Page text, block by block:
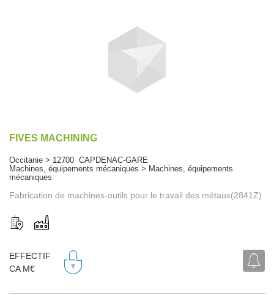
FIVES MACHINING
Occitanie > 12700 CAPDENAC-GARE
Machines, équipements mécaniques > Machines, équipements
mécaniques
Fabrication de machines-outils pour le travail des métaux(2841Z)
EFFECTIF
CA M€